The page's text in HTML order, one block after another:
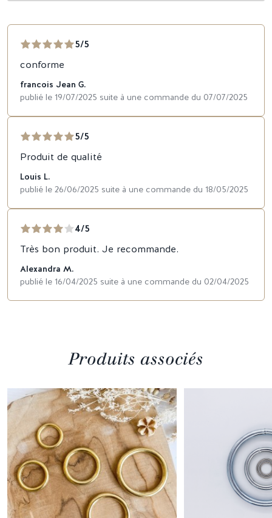
5/5
conforme
francois Jean G.
publié le 19/07/2025 suite à une commande du 07/07/2025
5/5
Produit de qualité
Louis L.
publié le 26/06/2025 suite à une commande du 18/05/2025
4/5
Très bon produit. Je recommande.
Alexandra M.
publié le 16/04/2025 suite à une commande du 02/04/2025
Produits associés